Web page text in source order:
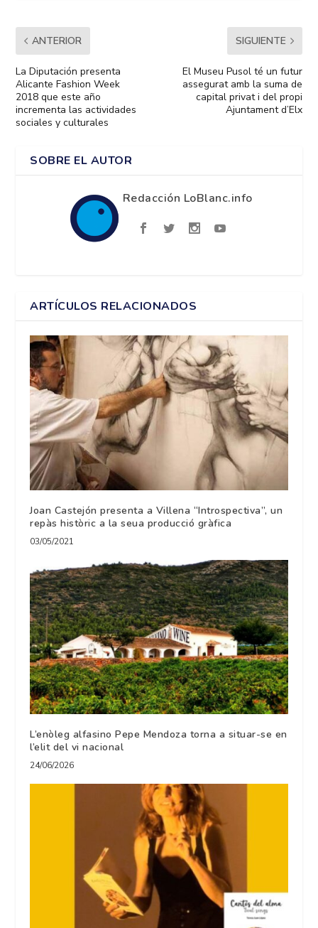
ANTERIOR
La Diputación presenta
Alicante Fashion Week
2018 que este año
incrementa las actividades
sociales y culturales
SIGUIENTE
El Museu Pusol té un futur
assegurat amb la suma de
capital privat i del propi
Ajuntament d’Elx
SOBRE EL AUTOR
Redacción LoBlanc.info
ARTÍCULOS RELACIONADOS
Joan Castejón presenta a Villena “Introspectiva”, un
repàs històric a la seua producció gràfica
03/05/2021
L’enòleg alfasino Pepe Mendoza torna a situar-se en
l’elit del vi nacional
24/06/2026